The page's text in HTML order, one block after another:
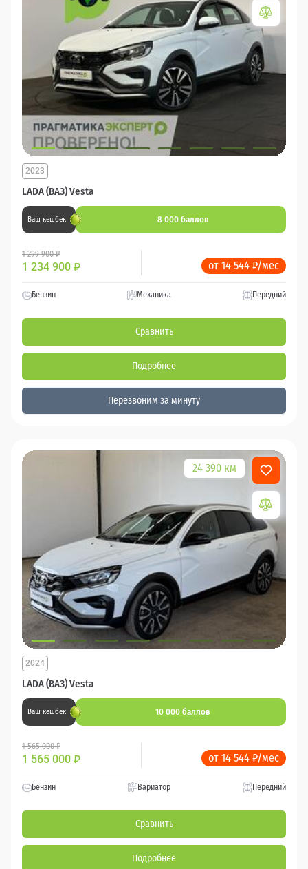
LADA (ВАЗ) Vesta
2023
Ваш кешбек 8 000 баллов
1 299 900 ₽
1 234 900 ₽ от 14 544 ₽/мес
Бензин Механика Передний
Сравнить
Подробнее
Перезвоним за минуту
24 390 км
LADA (ВАЗ) Vesta
2024
Ваш кешбек 10 000 баллов
1 565 000 ₽
1 565 000 ₽ от 14 544 ₽/мес
Бензин Вариатор Передний
Сравнить
Подробнее